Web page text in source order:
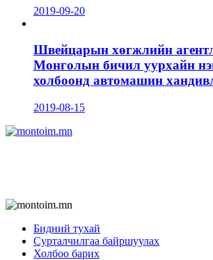
2019-09-20
Швейцарын хөгжлийн
Монголын бичил уурхайн
холбоонд автомашин
2019-08-15
Бидний тухай
Сурталчилгаа байршуулах
Холбоо барих